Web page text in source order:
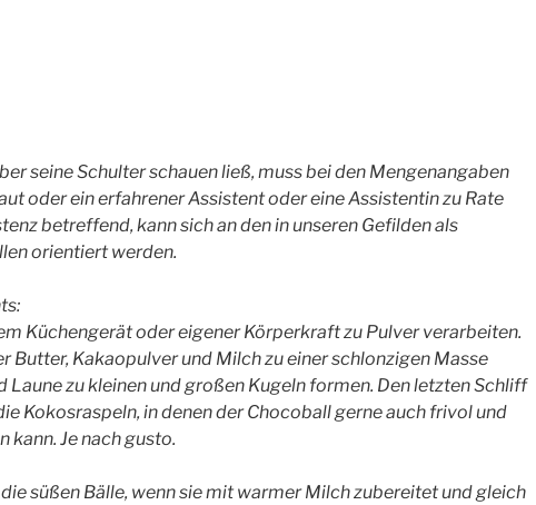
seine Schulter schauen ließ, muss bei den Mengenangaben
oder ein erfahrener Assistent oder eine Assistentin zu Rate
betreffend, kann sich an den in unseren Gefilden als
orientiert werden.
Küchengerät oder eigener Körperkraft zu Pulver verarbeiten.
Butter, Kakaopulver und Milch zu einer schlonzigen Masse
Laune zu kleinen und großen Kugeln formen. Den letzten Schliff
Kokosraspeln, in denen der Chocoball gerne auch frivol und
Je nach gusto.
süßen Bälle, wenn sie mit warmer Milch zubereitet und gleich